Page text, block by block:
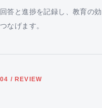
回答と進捗を記録し、教育の
つなげます。
04 / REVIEW